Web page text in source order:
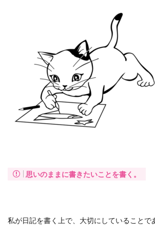
思いのままに書きたいことを書く。
私が日記を書く上で、大切にしていることで